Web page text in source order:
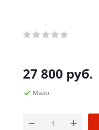
27 800 руб.
Мало